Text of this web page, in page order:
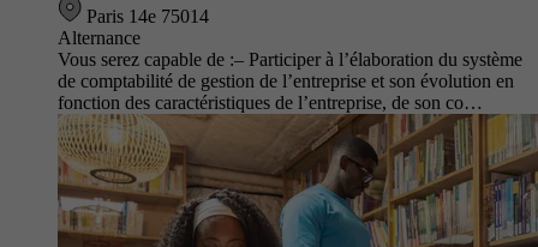
Paris 14e 75014
Alternance
Vous serez capable de :– Participer à l’élaboration du système
de comptabilité de gestion de l’entreprise et son évolution en
fonction des caractéristiques de l’entreprise, de son co…